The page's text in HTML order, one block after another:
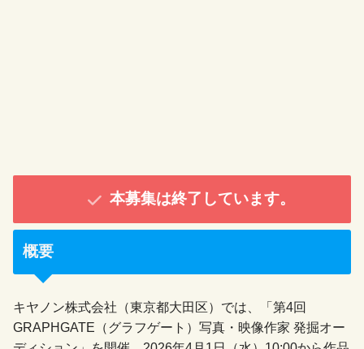
本募集は終了しています。
概要
キヤノン株式会社（東京都大田区）では、「第4回
GRAPHGATE（グラフゲート）写真・映像作家 発掘オー